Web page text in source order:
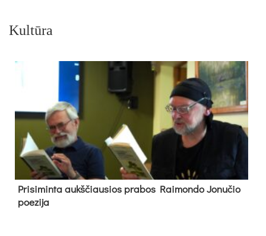
Kultūra
Pri­si­min­ta aukš­čiau­sios pra­bos Rai­mon­do Jo­nu­čio
poe­zi­ja